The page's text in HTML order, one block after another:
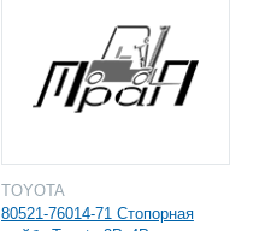
TOYOTA
80521-76014-71 Стопорная